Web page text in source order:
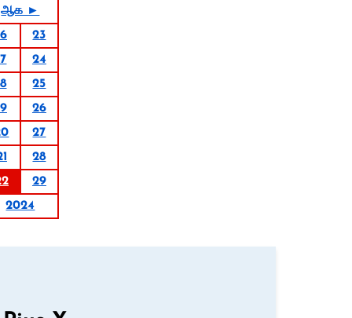
ஆக ►
23
24
25
26
27
28
29
2024